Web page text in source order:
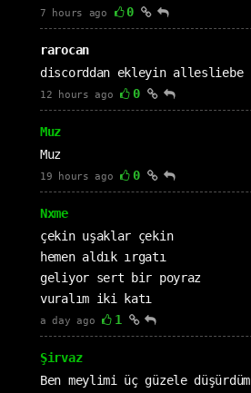
7 hours ago 0
rarocan
discorddan ekleyin allesliebe
12 hours ago 0
Muz
Muz
19 hours ago 0
Nxme
çekin uşaklar çekin
hemen aldık ırgatı
geliyor sert bir poyraz
vuralım iki katı
a day ago 1
Şirvaz
Ben meylimi üç güzele düşürdüm